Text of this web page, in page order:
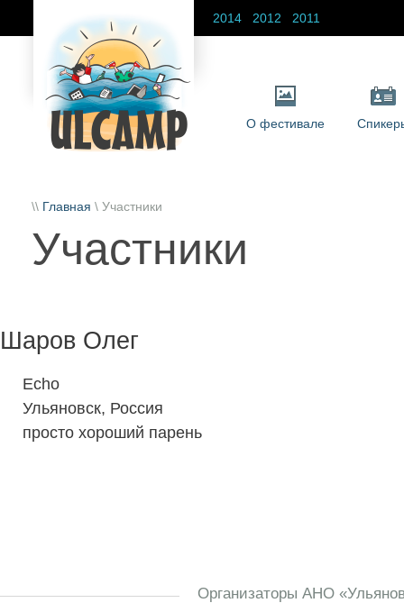
2014 2012 2011
О фестивале
\\ Главная \ Участники
Участники
Шаров Олег
Echo
Ульяновск, Россия
просто хороший парень
Организаторы АНО